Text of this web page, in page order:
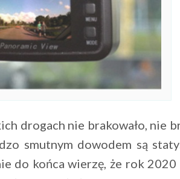
drogach nie brakowało, nie
smutnym dowodem są
do końca wierzę, że rok 2020